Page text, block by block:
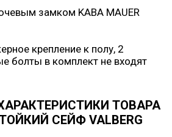
замком KABA MAUER
крепление к полу, 2
болты в комплект не входят
ТОВАРА
СЕЙФ VALBERG